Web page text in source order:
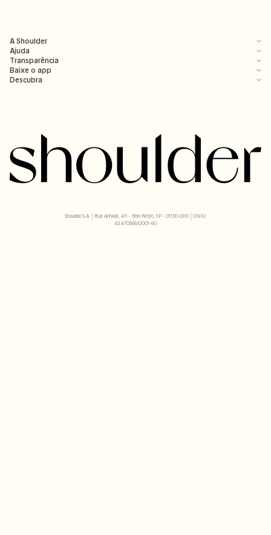
A Shoulder
Ajuda
Transparência
Baixe o app
Descubra
Shoulder S.A. | Rua Anhaia, 411 - Bom Retiro, SP - 01130-000 | CNPJ:
43.470566/0001-90